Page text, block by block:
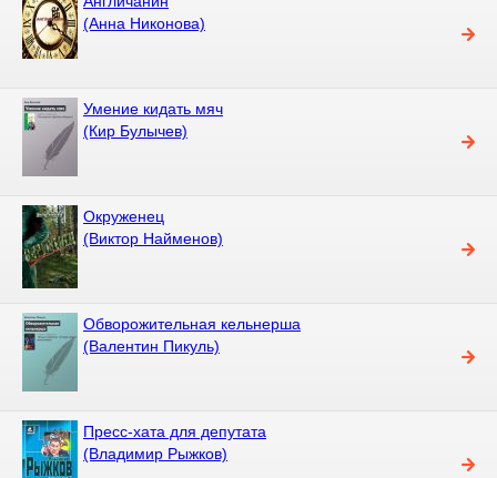
(Анна Никонова)
Умение кидать мяч
(Кир Булычев)
Окруженец
(Виктор Найменов)
Обворожительная кельнерша
(Валентин Пикуль)
Пресс-хата для депутата
(Владимир Рыжков)